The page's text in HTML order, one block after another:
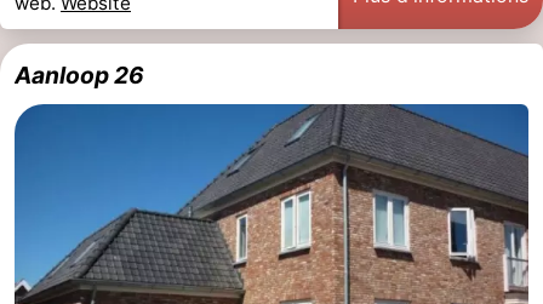
Aanloop 26